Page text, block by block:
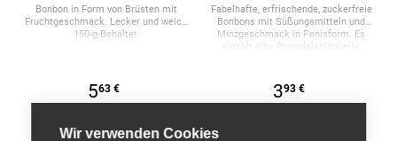
Bonbon in Form von Brüsten mit
Fruchtgeschmack. Lecker und weich
150-g-Behälter.
563 €
Fabelhafte, erfrischende, zuckerfreie
Bonbons mit Süßungsmitteln und
Minzgeschmack in Penisform. Es
enthält eine Phenylalaninquelle.
48 Bonbons
393 €
Wir verwenden Cookies